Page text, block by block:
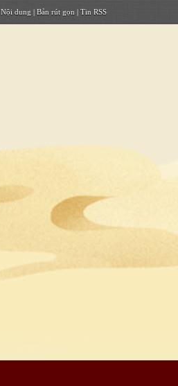
Nội dung | Bản rút gọn | Tin RSS